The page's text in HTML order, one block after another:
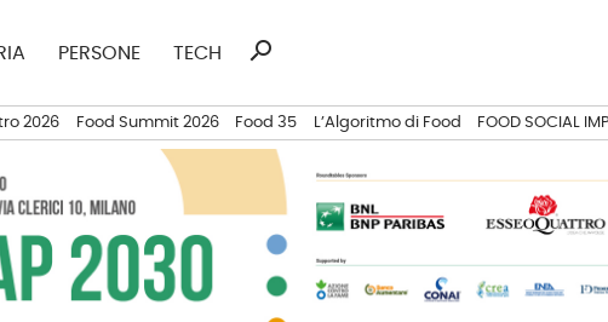
PERSONE TECH
Ricerca
search
2026 Food Summit 2026 Food 35 L’Algoritmo di Food FOOD SOCIAL